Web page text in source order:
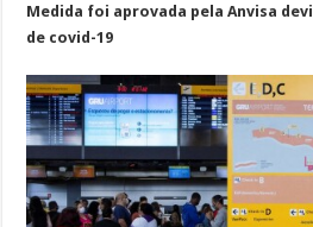
Medida foi aprovada pela Anvisa
de covid-19